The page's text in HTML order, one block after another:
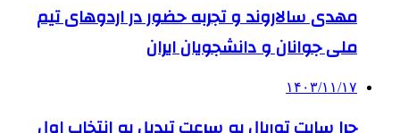
مهدی سالاروند و تجربه حضور در اردوهای تیم
ملی جوانان و دانشجویان ایران
۱۴۰۳/۱۱/۱۷